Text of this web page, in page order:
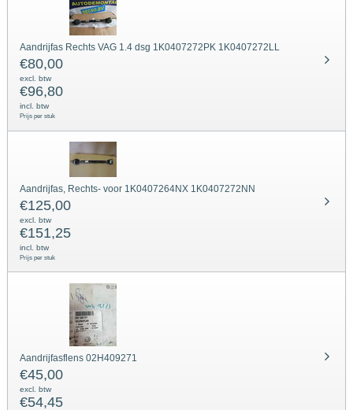
Aandrijfas Rechts VAG 1.4 dsg 1K0407272PK 1K0407272LL
€80,00
excl. btw
€96,80
incl. btw
Prijs per stuk
Aandrijfas, Rechts- voor 1K0407264NX 1K0407272NN
€125,00
excl. btw
€151,25
incl. btw
Prijs per stuk
Aandrijfasflens 02H409271
€45,00
excl. btw
€54,45